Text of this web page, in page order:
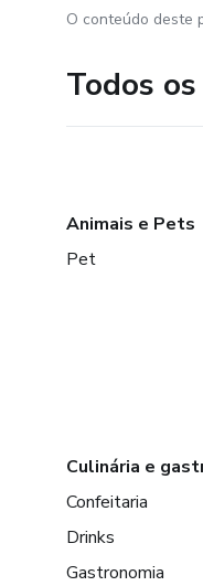
O conteúdo deste
Todos
Animais e Pets
Pet
Culinária e
Confeitaria
Drinks
Gastronomia